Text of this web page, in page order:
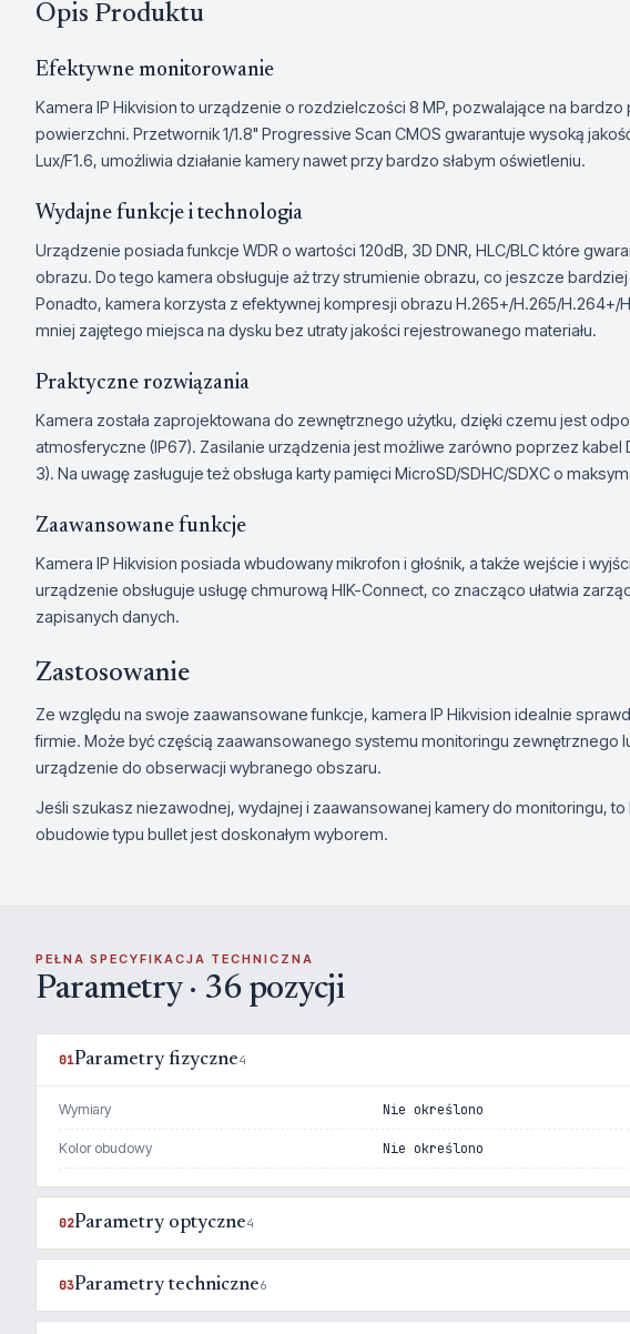
Opis Produktu
Efektywne monitorowanie
Kamera IP Hikvision to urządzenie o rozdzielczości 8 MP, pozwalające na
powierzchni. Przetwornik 1/1.8" Progressive Scan CMOS gwarantuje wysoką
Lux/F1.6, umożliwia działanie kamery nawet przy bardzo słabym oświetleniu.
Wydajne funkcje i technologia
Urządzenie posiada funkcje WDR o wartości 120dB, 3D DNR, HLC/BLC które
obrazu. Do tego kamera obsługuje aż trzy strumienie obrazu, co jeszcze
Ponadto, kamera korzysta z efektywnej kompresji obrazu H.265+/H.265/H.264+/
mniej zajętego miejsca na dysku bez utraty jakości rejestrowanego materiału.
Praktyczne rozwiązania
Kamera została zaprojektowana do zewnętrznego użytku, dzięki czemu jest
atmosferyczne (IP67). Zasilanie urządzenia jest możliwe zarówno poprzez kabel
3). Na uwagę zasługuje też obsługa karty pamięci MicroSD/SDHC/SDXC o
Zaawansowane funkcje
Kamera IP Hikvision posiada wbudowany mikrofon i głośnik, a także wejście i
urządzenie obsługuje usługę chmurową HIK-Connect, co znacząco ułatwia
zapisanych danych.
Zastosowanie
Ze względu na swoje zaawansowane funkcje, kamera IP Hikvision idealnie
firmie. Może być częścią zaawansowanego systemu monitoringu zewnętrznego
urządzenie do obserwacji wybranego obszaru.
Jeśli szukasz niezawodnej, wydajnej i zaawansowanej kamery do monitoringu, to
obudowie typu bullet jest doskonałym wyborem.
PEŁNA SPECYFIKACJA TECHNICZNA
Parametry · 36 pozycji
01Parametry fizyczne4
Wymiary Nie określono
Kolor obudowy Nie określono
02Parametry optyczne4
03Parametry techniczne6